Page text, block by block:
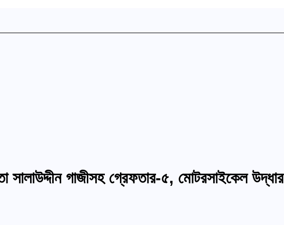
গাজীসহ গ্রেফতার-৫, মোটরসাইকেল উদ্ধার